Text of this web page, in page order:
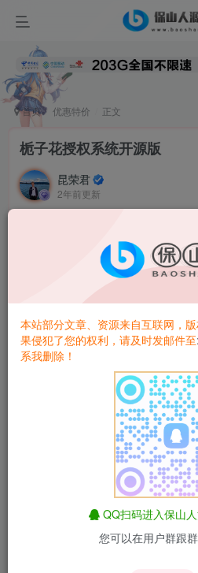
首页 优惠特价 正文
栀子花授权系统开源版
昆荣君
2年前更新
栀子花授权系统（Birth授权系统
名授权，单域名授权，多程序授
全，简单易用，专业的技术团队
使用说明：
本系统支持PHP7.0~PHP8.1+
授权代码在根目录authdm.txt中
访问安装http://你的域名/install
匿名短信
本站部分文章、资源来自互联网，
果侵犯了您的权利，请及时发邮件至
系我删除！
QQ扫码进入保山
您可以在用户群跟